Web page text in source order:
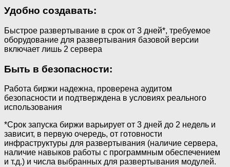
Удобно создавать:
Быстрое развертывание в срок от 3 дней*, требуемое
оборудование для развертывания базовой версии
включает лишь 2 сервера
Быть в безопасности:
Работа биржи надежна, проверена аудитом
безопасности и подтверждена в условиях реального
использования
*Срок запуска биржи варьирует от 3 дней до 2 недель и
зависит, в первую очередь, от готовности
инфраструктуры для развертывания (наличие сервера,
наличие навыков работы с программным обеспечением
и т.д.) и числа выбранных для развертывания модулей.